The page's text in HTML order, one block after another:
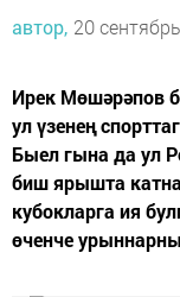
автор, 20
Ирек Мөшәрәпов
ул үзенең
Быел гына да ул
биш ярышта
кубокларга ия
өченче